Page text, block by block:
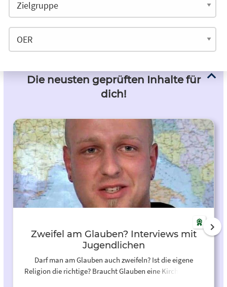
Die neusten geprüften Inhalte für
dich!
Zweifel am Glauben? Interviews mit
Jugendlichen
Darf man am Glauben auch zweifeln? Ist die eigene
Religion die richtige? Braucht Glauben eine Kirche? Kann